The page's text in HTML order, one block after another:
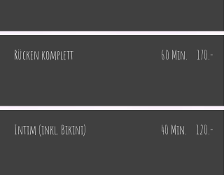
Rücken komplett 60 Min. 170.-
Intim (inkl. Bikini) 40 Min. 120.-